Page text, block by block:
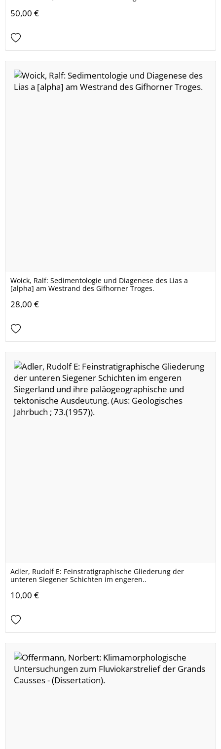
50,00 €
Woick, Ralf: Sedimentologie und Diagenese des Lias a
[alpha] am Westrand des Gifhorner Troges.
28,00 €
Adler, Rudolf E: Feinstratigraphische Gliederung der
unteren Siegener Schichten im engeren..
10,00 €